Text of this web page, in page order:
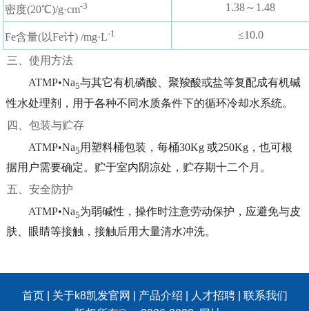
密度(20℃)/g·cm-3 1.38～1.48
Fe含量(以Fe计) /mg·L-1 ≤10.0
三、使用方法
ATMP•Na5与其它有机磷酸、聚羧酸或盐等复配成有机碱
性水处理剂，用于各种不同水质条件下的循环冷却水系统。
四、包装与贮存
ATMP•Na5用塑料桶包装，每桶30Kg 或250Kg，也可根
据用户需要确定。贮于室内阴凉处，贮存期十二个月。
五、安全防护
ATMP•Na5为弱碱性，操作时注意劳动保护，应避免与皮
肤、眼睛等接触，接触后用大量清水冲洗。
首页| 关于k8凯发官网 产品介绍 人才招聘| 联系我们